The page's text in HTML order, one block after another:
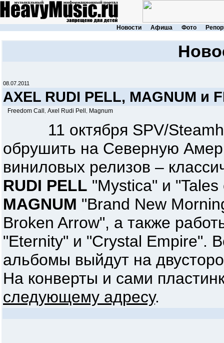
Новости Афиша Фото
08.07.2011
AXEL RUDI PELL, MAGNUM и
Freedom Call Axel Rudi Pell Magnum
11 октября SPV/
обрушить на Северную
виниловых релизов –
RUDI PELL "Mystica" и
MAGNUM "Brand New
Broken Arrow", а также
"Eternity" и "Crystal Empire".
альбомы выйдут на
На конверты и сами
следующему адресу.